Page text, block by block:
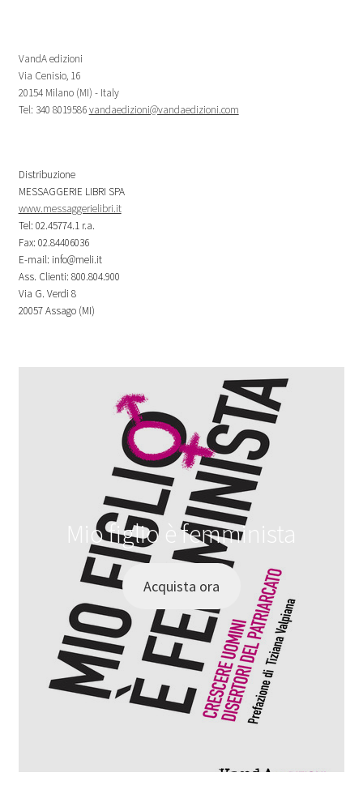
VandA edizioni
Via Cenisio, 16
20154 Milano (MI) - Italy
Tel: 340 8019586vandaedizioni@vandaedizioni.com
Distribuzione
MESSAGGERIE LIBRI SPA
www.messaggerielibri.it
Tel: 02.45774.1 r.a.
Fax: 02.84406036
E-mail: info@meli.it
Ass. Clienti: 800.804.900
Via G. Verdi 8
20057 Assago (MI)
Mio figlio è femminista
Acquista ora